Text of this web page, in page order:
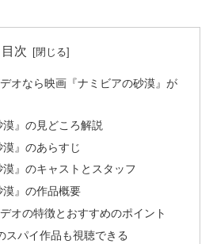
目次
オなら映画『ナミビアの砂漠』が
』の見どころ解説
』のあらすじ
』のキャストとスタッフ
』の作品概要
オの特徴とおすすめのポイント
スパイ作品も視聴できる